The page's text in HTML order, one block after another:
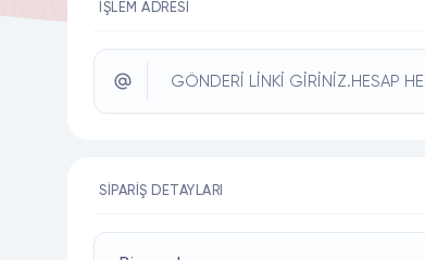
İŞLEM ADRESI
GÖNDERİ LİNKİ GİRİNİZ.HESAP
SIPARIŞ DETAYLARI